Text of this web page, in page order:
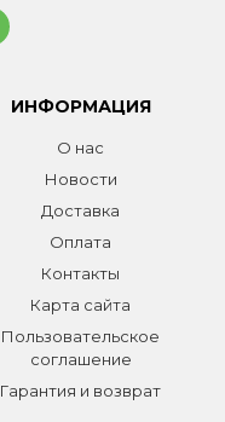
ИНФОРМАЦИЯ
О нас
Новости
Доставка
Оплата
Контакты
Карта сайта
Пользовательское
соглашение
Гарантия и возврат